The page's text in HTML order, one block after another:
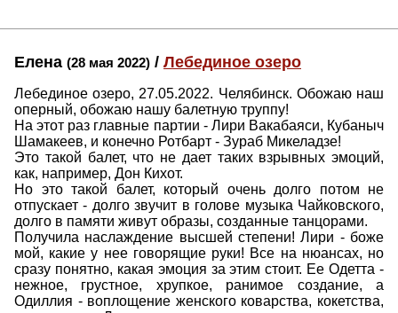
Елена (28 мая 2022) / Лебединое озеро
Лебединое озеро, 27.05.2022. Челябинск. Обожаю наш
оперный, обожаю нашу балетную труппу!
На этот раз главные партии - Лири Вакабаяси, Кубаныч
Шамакеев, и конечно Ротбарт - Зураб Микеладзе!
Это такой балет, что не дает таких взрывных эмоций,
как, например, Дон Кихот.
Но это такой балет, который очень долго потом не
отпускает - долго звучит в голове музыка Чайковского,
долго в памяти живут образы, созданные танцорами.
Получила наслаждение высшей степени! Лири - боже
мой, какие у нее говорящие руки! Все на нюансах, но
сразу понятно, какая эмоция за этим стоит. Ее Одетта -
нежное, грустное, хрупкое, ранимое создание, а
Одиллия - воплощение женского коварства, кокетства,